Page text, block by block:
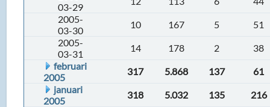
03-29
2005-
03-30
10 167 5
51
2005-
03-31
14 178 2
38
februari
2005
317 5.868 137
61
januari
2005
318 5.032 135
216